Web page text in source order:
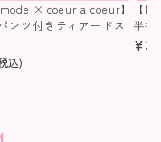
× coeur a coeur】
ンツ付きティアードス
込)
【
半袖
¥